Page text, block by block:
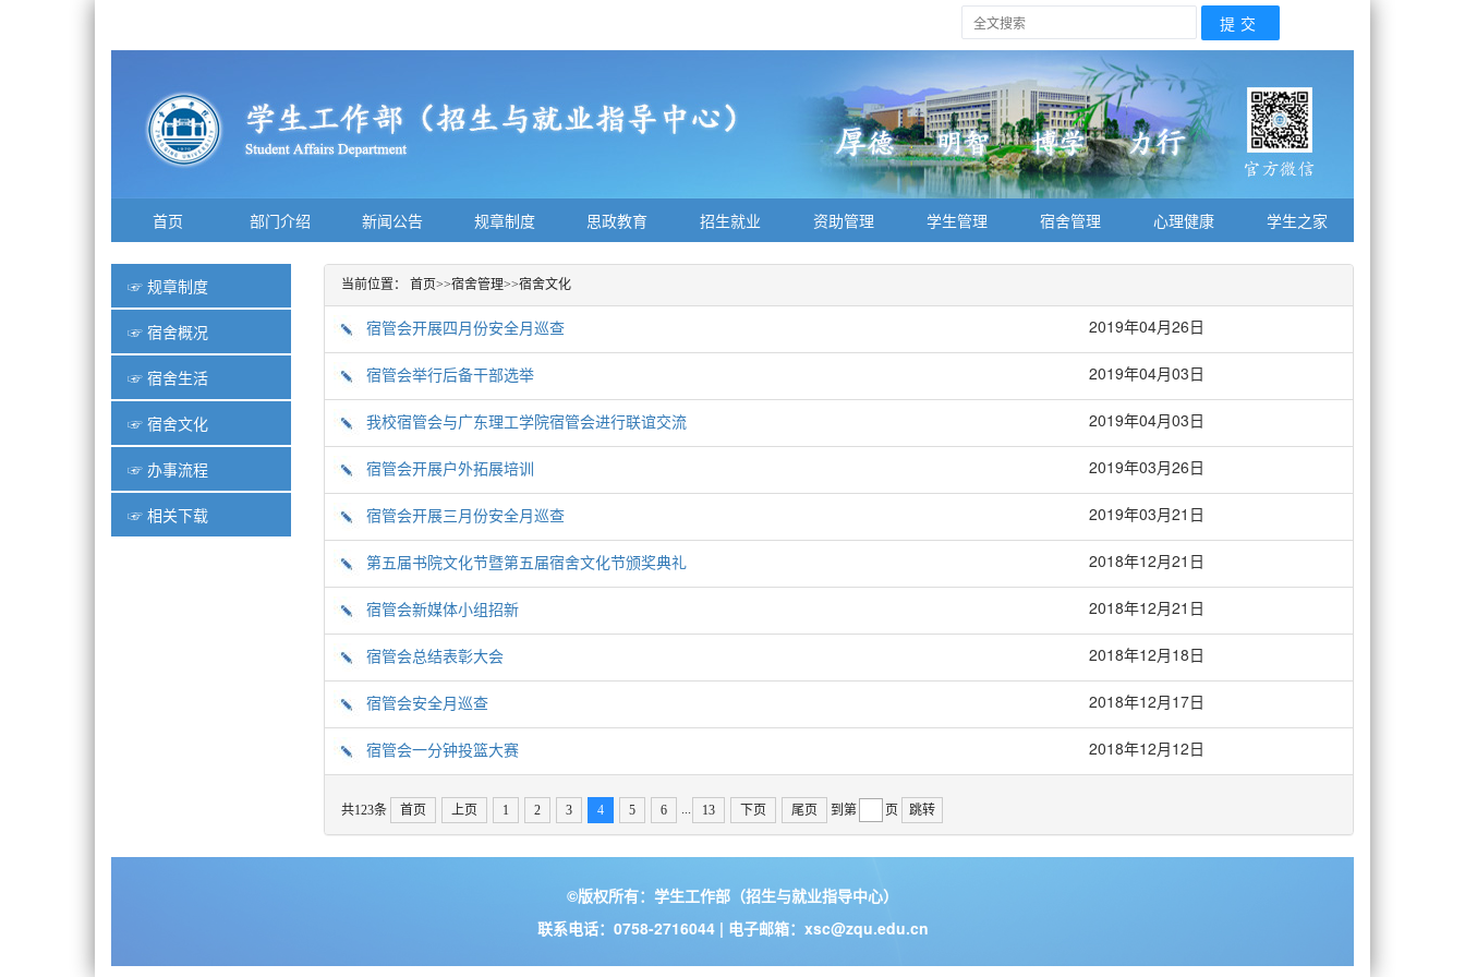
首页 部门介绍 新闻公告 规章制度 思政教育 招生就业 资助管理 学生管理 宿舍管理 心理健康 学生之家
☞ 规章制度
☞ 宿舍概况
☞ 宿舍生活
☞ 宿舍文化
☞ 办事流程
☞ 相关下载
当前位置： 首页>>宿舍管理>>宿舍文化
宿管会开展四月份安全月巡查 2019年04月26日
宿管会举行后备干部选举 2019年04月03日
我校宿管会与广东理工学院宿管会进行联谊交流 2019年04月03日
宿管会开展户外拓展培训 2019年03月26日
宿管会开展三月份安全月巡查 2019年03月21日
第五届书院文化节暨第五届宿舍文化节颁奖典礼 2018年12月21日
宿管会新媒体小组招新 2018年12月21日
宿管会总结表彰大会 2018年12月18日
宿管会安全月巡查 2018年12月17日
宿管会一分钟投篮大赛 2018年12月12日
共123条 首页 上页 1 2 3 4 5 6 13 下页 尾页 到第 页 跳转
©版权所有：学生工作部（招生与就业指导中心）
联系电话：0758-2716044 | 电子邮箱：xsc@zqu.edu.cn